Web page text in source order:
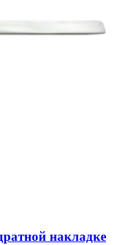
накладке